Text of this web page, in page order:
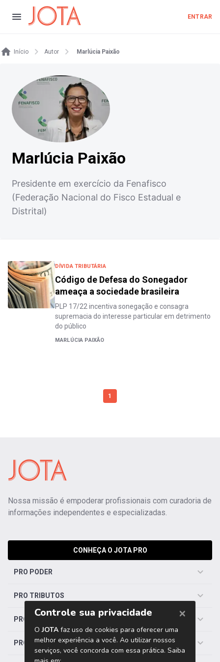
ENTRAR
Início Autor Marlúcia Paixão
Marlúcia Paixão
Presidente em exercício da Fenafisco
(Federação Nacional do Fisco Estadual e
Distrital)
DÍVIDA TRIBUTÁRIA
Código de Defesa do Sonegador
ameaça a sociedade brasileira
PLP 17/22 incentiva sonegação e consagra
supremacia do interesse particular em detrimento
do público
MARLÚCIA PAIXÃO
1
Nossa missão é empoderar profissionais com curadoria de
informações independentes e especializadas.
CONHEÇA O JOTA PRO
PRO PODER
PRO TRIBUTOS
PRO TRABALHISTA
PRO SAÚDE